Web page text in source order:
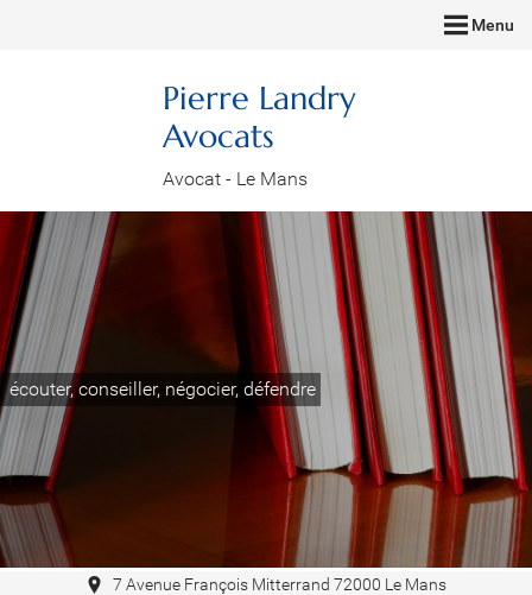
Menu
Pierre Landry
Avocats
Avocat - Le Mans
écouter, conseiller, négocier, défendre
7 Avenue François Mitterrand 72000 Le Mans